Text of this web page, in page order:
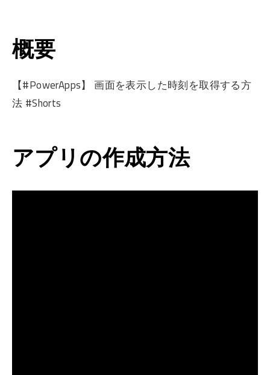
概要
【#PowerApps】 画面を表示した時刻を取得する方
法 #Shorts
アプリの作成方法